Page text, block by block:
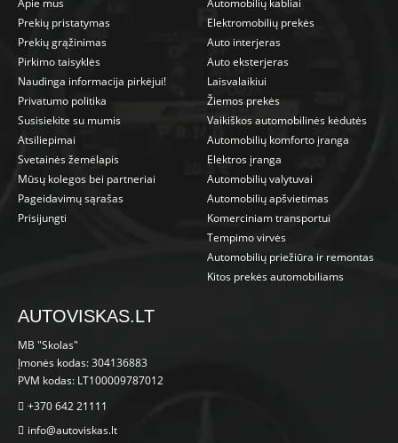
Apie mus
Prekių pristatymas
Prekių grąžinimas
Pirkimo taisyklės
Naudinga informacija pirkėjui!
Privatumo politika
Susisiekite su mumis
Atsiliepimai
Svetainės žemėlapis
Mūsų kolegos bei partneriai
Pageidavimų sąrašas
Prisijungti
Automobilių kabliai
Elektromobilių prekės
Auto interjeras
Auto eksterjeras
Laisvalaikiui
Žiemos prekės
Vaikiškos automobilinės kėdutės
Automobilių komforto įranga
Elektros įranga
Automobilių valytuvai
Automobilių apšvietimas
Komerciniam transportui
Tempimo virvės
Automobilių priežiūra ir remontas
Kitos prekės automobiliams
AUTOVISKAS.LT
MB "Skolas"
Įmonės kodas: 304136883
PVM kodas: LT100009787012
+370 642 21111
info@autoviskas.lt